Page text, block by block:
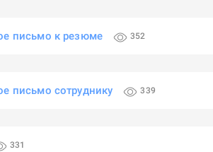
письмо к резюме 352
письмо сотруднику 339
331